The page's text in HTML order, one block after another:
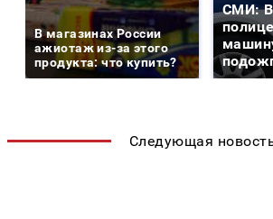
В магазинах России
ажиотаж из-за этого
продукта: что купить?
СМИ: В
Следующая